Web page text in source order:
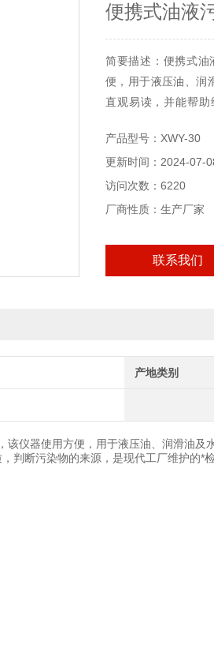
便携式油液
简要描述：便携式油
便，用于液压油、润
直观易读，并能帮
产品型号：XWY-30
更新时间：2024-07-
访问次数：6220
厂商性质：生产厂家
联系我们
产地类别
该仪器使用方便，用于液压油、润滑油及
判断污染物的来源，是现代工厂维护的*检